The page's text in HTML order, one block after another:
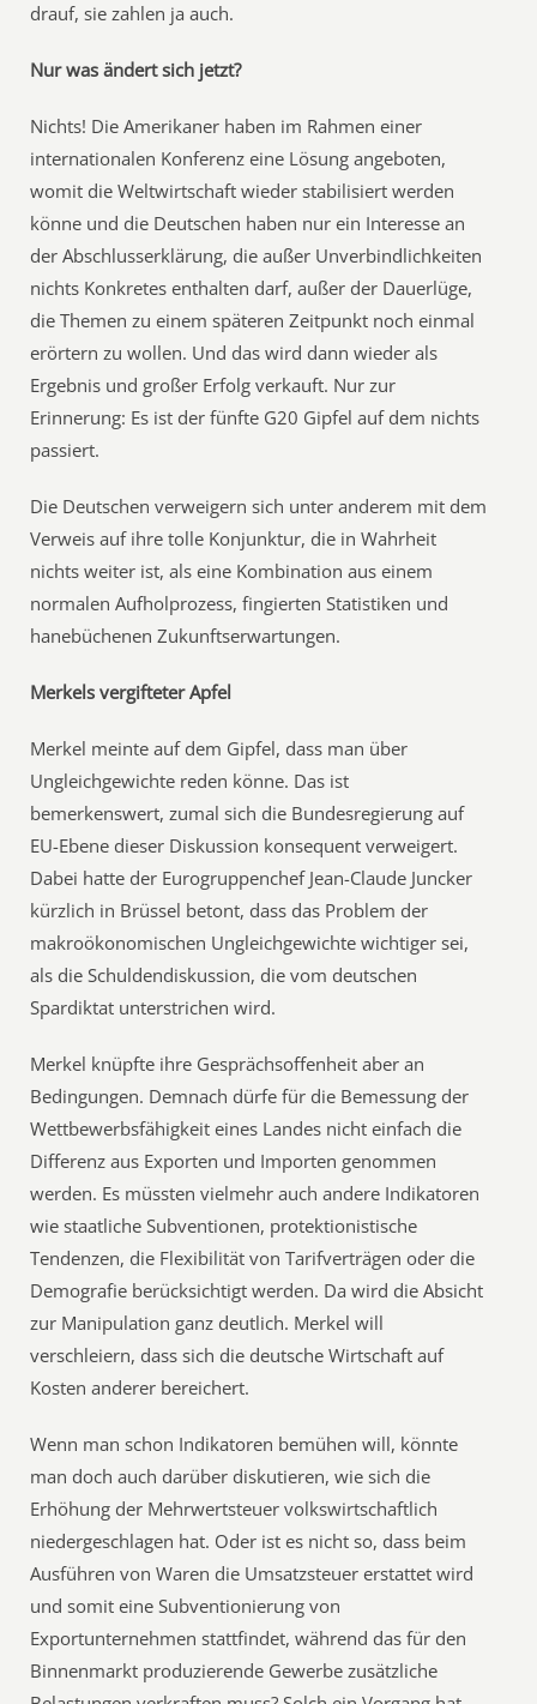
drauf, sie zahlen ja auch.
Nur was ändert sich jetzt?
Nichts! Die Amerikaner haben im Rahmen einer
internationalen Konferenz eine Lösung angeboten,
womit die Weltwirtschaft wieder stabilisiert werden
könne und die Deutschen haben nur ein Interesse an
der Abschlusserklärung, die außer Unverbindlichkeiten
nichts Konkretes enthalten darf, außer der Dauerlüge,
die Themen zu einem späteren Zeitpunkt noch einmal
erörtern zu wollen. Und das wird dann wieder als
Ergebnis und großer Erfolg verkauft. Nur zur
Erinnerung: Es ist der fünfte G20 Gipfel auf dem nichts
passiert.
Die Deutschen verweigern sich unter anderem mit dem
Verweis auf ihre tolle Konjunktur, die in Wahrheit
nichts weiter ist, als eine Kombination aus einem
normalen Aufholprozess, fingierten Statistiken und
hanebüchenen Zukunftserwartungen.
Merkels vergifteter Apfel
Merkel meinte auf dem Gipfel, dass man über
Ungleichgewichte reden könne. Das ist
bemerkenswert, zumal sich die Bundesregierung auf
EU-Ebene dieser Diskussion konsequent verweigert.
Dabei hatte der Eurogruppenchef Jean-Claude Juncker
kürzlich in Brüssel betont, dass das Problem der
makroökonomischen Ungleichgewichte wichtiger sei,
als die Schuldendiskussion, die vom deutschen
Spardiktat unterstrichen wird.
Merkel knüpfte ihre Gesprächsoffenheit aber an
Bedingungen. Demnach dürfe für die Bemessung der
Wettbewerbsfähigkeit eines Landes nicht einfach die
Differenz aus Exporten und Importen genommen
werden. Es müssten vielmehr auch andere Indikatoren
wie staatliche Subventionen, protektionistische
Tendenzen, die Flexibilität von Tarifverträgen oder die
Demografie berücksichtigt werden. Da wird die Absicht
zur Manipulation ganz deutlich. Merkel will
verschleiern, dass sich die deutsche Wirtschaft auf
Kosten anderer bereichert.
Wenn man schon Indikatoren bemühen will, könnte
man doch auch darüber diskutieren, wie sich die
Erhöhung der Mehrwertsteuer volkswirtschaftlich
niedergeschlagen hat. Oder ist es nicht so, dass beim
Ausführen von Waren die Umsatzsteuer erstattet wird
und somit eine Subventionierung von
Exportunternehmen stattfindet, während das für den
Binnenmarkt produzierende Gewerbe zusätzliche